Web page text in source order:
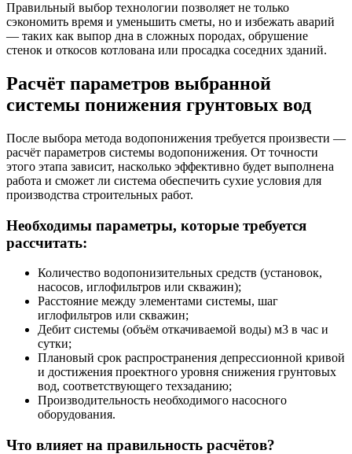
Правильный выбор технологии позволяет не только
сэкономить время и уменьшить сметы, но и избежать аварий
— таких как выпор дна в сложных породах, обрушение
стенок и откосов котлована или просадка соседних зданий.
Расчёт параметров выбранной
системы понижения грунтовых вод
После выбора метода водопонижения требуется произвести —
расчёт параметров системы водопонижения. От точности
этого этапа зависит, насколько эффективно будет выполнена
работа и сможет ли система обеспечить сухие условия для
производства строительных работ.
Необходимы параметры, которые требуется
рассчитать:
Количество водопонизительных средств (установок,
насосов, иглофильтров или скважин);
Расстояние между элементами системы, шаг
иглофильтров или скважин;
Дебит системы (объём откачиваемой воды) м3 в час и
сутки;
Плановый срок распространения депрессионной кривой
и достижения проектного уровня снижения грунтовых
вод, соответствующего техзаданию;
Производительность необходимого насосного
оборудования.
Что влияет на правильность расчётов?